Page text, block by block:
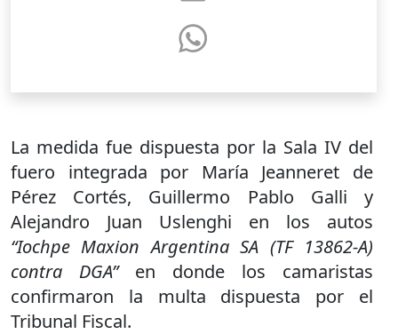
La medida fue dispuesta por la Sala IV del
fuero integrada por María Jeanneret de
Pérez Cortés, Guillermo Pablo Galli y
Alejandro Juan Uslenghi en los autos
“Iochpe Maxion Argentina SA (TF 13862-A)
contra DGA”en donde los camaristas
confirmaron la multa dispuesta por el
Tribunal Fiscal.